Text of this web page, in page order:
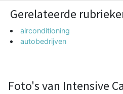
Gerelateerde
airconditioning
autobedrijven
Foto's van Intensive